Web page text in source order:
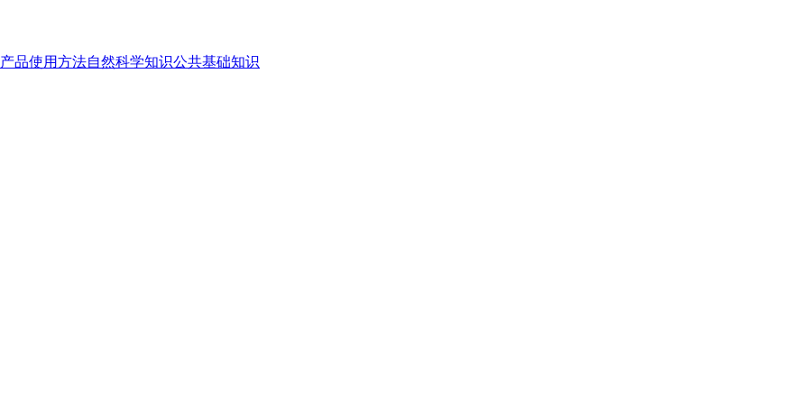
产品使用方法自然科学知识公共基础知识